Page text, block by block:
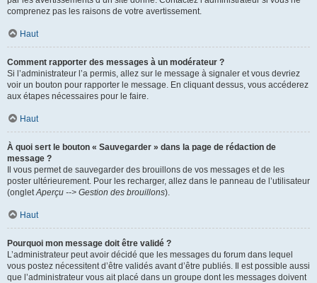
comprenez pas les raisons de votre avertissement.
Haut
Comment rapporter des messages à un modérateur ?
Si l’administrateur l’a permis, allez sur le message à signaler et vous devriez
voir un bouton pour rapporter le message. En cliquant dessus, vous accéderez
aux étapes nécessaires pour le faire.
Haut
À quoi sert le bouton « Sauvegarder » dans la page de rédaction de
message ?
Il vous permet de sauvegarder des brouillons de vos messages et de les
poster ultérieurement. Pour les recharger, allez dans le panneau de l’utilisateur
(ongletAperçu --> Gestion des brouillons).
Haut
Pourquoi mon message doit être validé ?
L’administrateur peut avoir décidé que les messages du forum dans lequel
vous postez nécessitent d’être validés avant d’être publiés. Il est possible aussi
que l’administrateur vous ait placé dans un groupe dont les messages doivent